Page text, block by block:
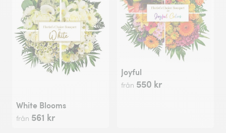
White Blooms
från 561 kr
Joyful
från 550 kr